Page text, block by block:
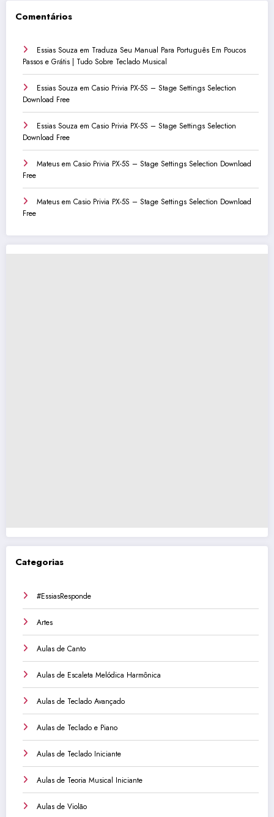
Comentários
Essias Souza em Traduza Seu Manual Para Português Em Poucos
Passos e Grátis | Tudo Sobre Teclado Musical
Essias Souza em Casio Privia PX-5S – Stage Settings Selection
Download Free
Essias Souza em Casio Privia PX-5S – Stage Settings Selection
Download Free
Mateus em Casio Privia PX-5S – Stage Settings Selection Download
Free
Mateus em Casio Privia PX-5S – Stage Settings Selection Download
Free
Categorias
#EssiasResponde
Artes
Aulas de Canto
Aulas de Escaleta Melódica Harmônica
Aulas de Teclado Avançado
Aulas de Teclado e Piano
Aulas de Teclado Iniciante
Aulas de Teoria Musical Iniciante
Aulas de Violão